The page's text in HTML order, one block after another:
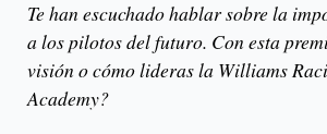
Te han escuchado hablar sobre la
a los pilotos del futuro. Con esta
visión o cómo lideras la Williams
Academy?